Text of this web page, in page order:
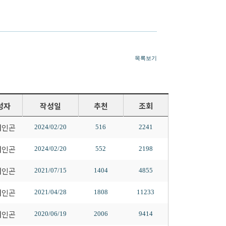
목록보기
자 작성일 추천 조회
곤 2024/02/20 516 2241
곤 2024/02/20 552 2198
곤 2021/07/15 1404 4855
곤 2021/04/28 1808 11233
곤 2020/06/19 2006 9414